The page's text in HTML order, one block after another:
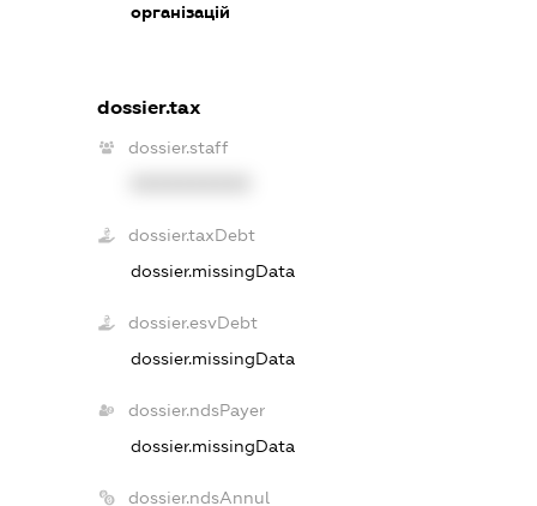
організацій
dossier.tax
dossier.staff
dossier.taxDebt
dossier.missingData
dossier.esvDebt
dossier.missingData
dossier.ndsPayer
dossier.missingData
dossier.ndsAnnul